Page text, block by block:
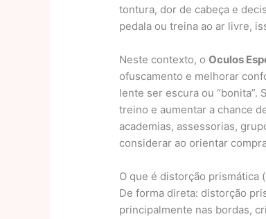
tontura, dor de cabeça e
pedala ou treina ao ar livre,
Neste contexto, oOculos
ofuscamento e melhorar
lente ser escura ou “bonita”.
treino e aumentar a chance
academias, assessorias,
considerar ao orientar
O que é distorção prismática
De forma direta: distorção
principalmente nas bordas,